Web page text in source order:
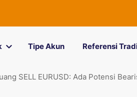
Tipe Akun Referensi
SELL EURUSD: Ada Potensi